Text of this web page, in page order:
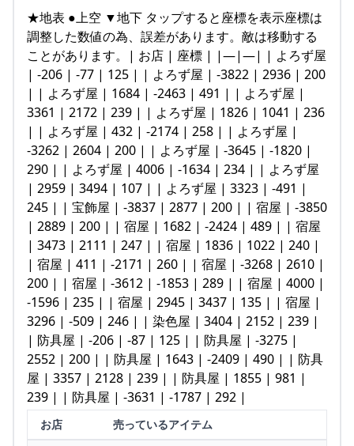
★地表 ●上空 ▼地下 タップすると座標を表示座標は
調整した数値の為、誤差があります。敵は移動する
ことがあります。| お店 | 座標 | |—|—| | よろず屋
| -206 | -77 | 125 | | よろず屋 | -3822 | 2936 | 200
| | よろず屋 | 1684 | -2463 | 491 | | よろず屋 |
3361 | 2172 | 239 | | よろず屋 | 1826 | 1041 | 236
| | よろず屋 | 432 | -2174 | 258 | | よろず屋 |
-3262 | 2604 | 200 | | よろず屋 | -3645 | -1820 |
290 | | よろず屋 | 4006 | -1634 | 234 | | よろず屋
| 2959 | 3494 | 107 | | よろず屋 | 3323 | -491 |
245 | | 宝飾屋 | -3837 | 2877 | 200 | | 宿屋 | -3850
| 2889 | 200 | | 宿屋 | 1682 | -2424 | 489 | | 宿屋
| 3473 | 2111 | 247 | | 宿屋 | 1836 | 1022 | 240 |
| 宿屋 | 411 | -2171 | 260 | | 宿屋 | -3268 | 2610 |
200 | | 宿屋 | -3612 | -1853 | 289 | | 宿屋 | 4000 |
-1596 | 235 | | 宿屋 | 2945 | 3437 | 135 | | 宿屋 |
3296 | -509 | 246 | | 染色屋 | 3404 | 2152 | 239 |
| 防具屋 | -206 | -87 | 125 | | 防具屋 | -3275 |
2552 | 200 | | 防具屋 | 1643 | -2409 | 490 | | 防具
屋 | 3357 | 2128 | 239 | | 防具屋 | 1855 | 981 |
239 | | 防具屋 | -3631 | -1787 | 292 |
お店
売っているアイテム